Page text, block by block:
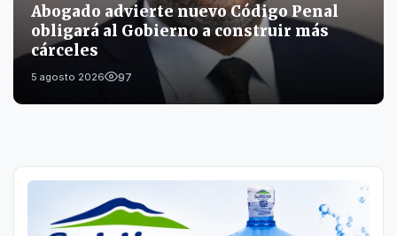
Abogado advierte nuevo Código Penal
obligará al Gobierno a construir más
cárceles
5 agosto 2026 97